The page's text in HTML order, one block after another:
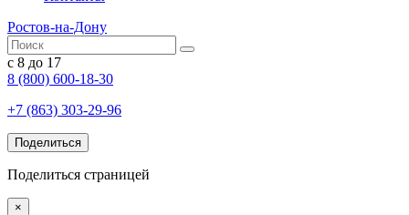
Ростов-на-Дону
с 8 до 17
8 (800) 600-18-30
+7 (863) 303-29-96
Поделиться
Поделиться страницей
×